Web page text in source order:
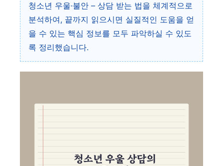
청소년 우울·불안 – 상담 받는 법을 체계적으로
분석하여, 끝까지 읽으시면 실질적인 도움을 얻
을 수 있는 핵심 정보를 모두 파악하실 수 있도
록 정리했습니다.